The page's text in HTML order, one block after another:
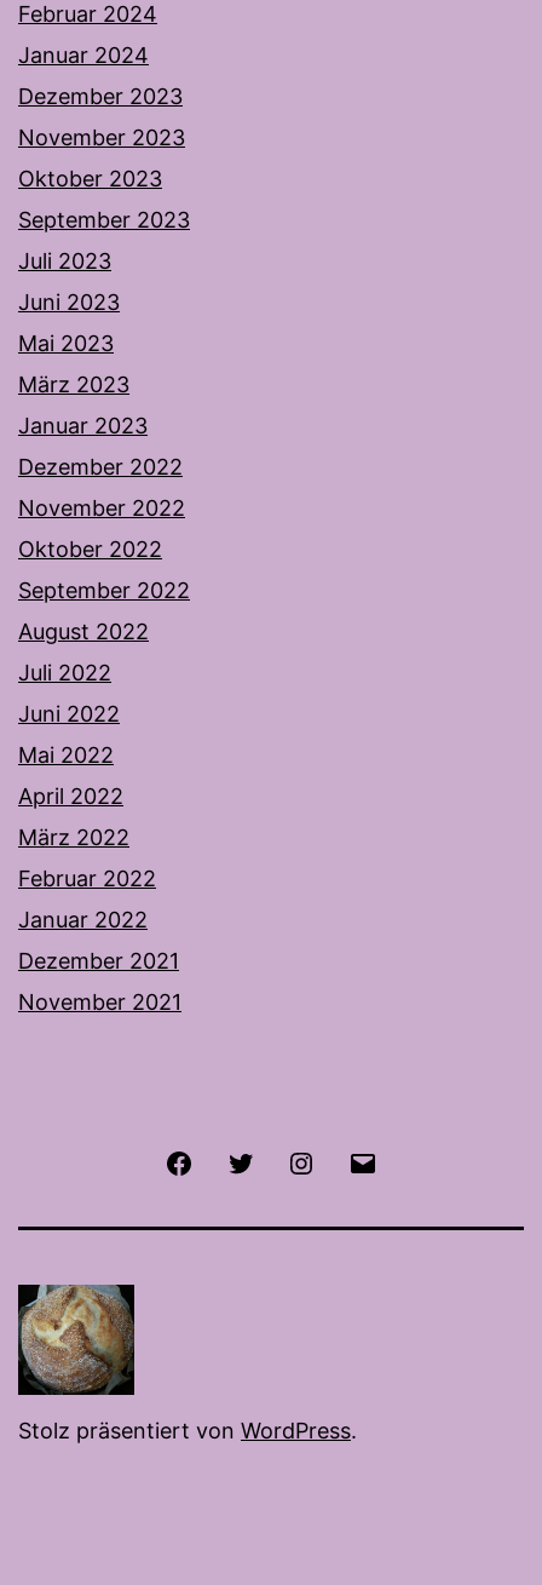
Februar 2024
Januar 2024
Dezember 2023
November 2023
Oktober 2023
September 2023
Juli 2023
Juni 2023
Mai 2023
März 2023
Januar 2023
Dezember 2022
November 2022
Oktober 2022
September 2022
August 2022
Juli 2022
Juni 2022
Mai 2022
April 2022
März 2022
Februar 2022
Januar 2022
Dezember 2021
November 2021
FacebookTwitter Instagram
Stolz präsentiert von WordPress.